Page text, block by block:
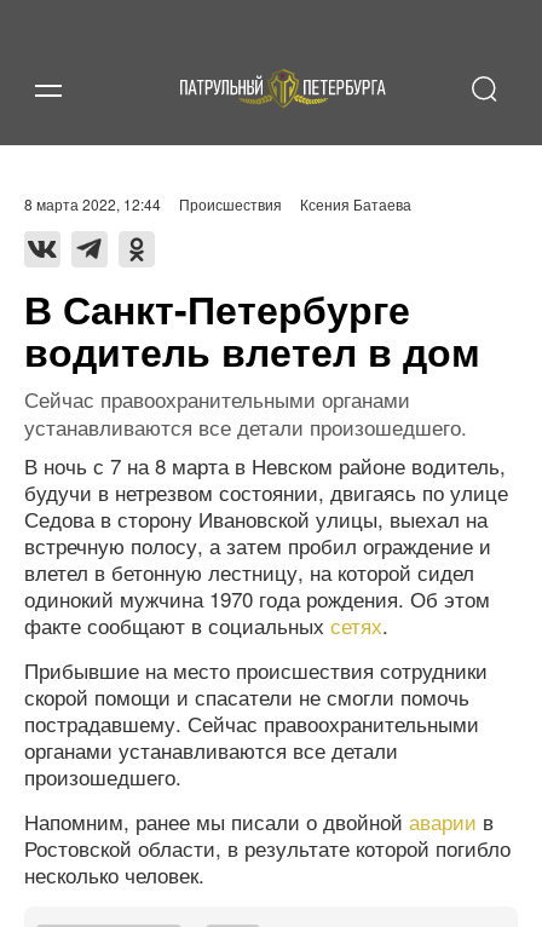
8 марта 2022, 12:44 Происшествия Ксения Батаева
В Санкт-Петербурге
водитель влетел в дом
Сейчас правоохранительными органами
устанавливаются все детали произошедшего.
В ночь с 7 на 8 марта в Невском районе водитель,
будучи в нетрезвом состоянии, двигаясь по улице
Седова в сторону Ивановской улицы, выехал на
встречную полосу, а затем пробил ограждение и
влетел в бетонную лестницу, на которой сидел
одинокий мужчина 1970 года рождения. Об этом
факте сообщают в социальных сетях.
Прибывшие на место происшествия сотрудники
скорой помощи и спасатели не смогли помочь
пострадавшему. Сейчас правоохранительными
органами устанавливаются все детали
произошедшего.
Напомним, ранее мы писали о двойной аварии в
Ростовской области, в результате которой погибло
несколько человек.